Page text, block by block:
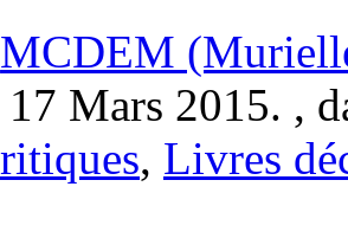
MCDEM
Mars 2015. ,
, Livres